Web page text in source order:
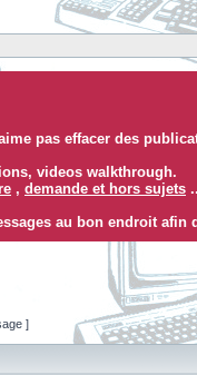
pas effacer des
videos walkthrough.
, demande et hors sujets
au bon endroit
]